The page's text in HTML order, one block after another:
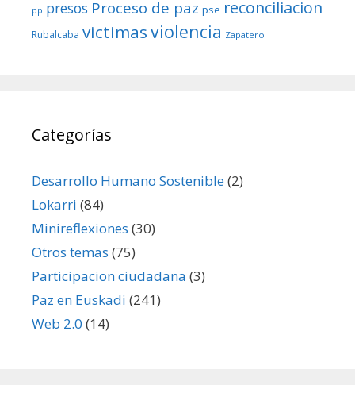
pp presos Proceso de paz pse reconciliacion
Rubalcaba victimasviolencia Zapatero
Categorías
Desarrollo Humano Sostenible(2)
Lokarri (84)
Minireflexiones (30)
Otros temas (75)
Participacion ciudadana (3)
Paz en Euskadi (241)
Web 2.0 (14)